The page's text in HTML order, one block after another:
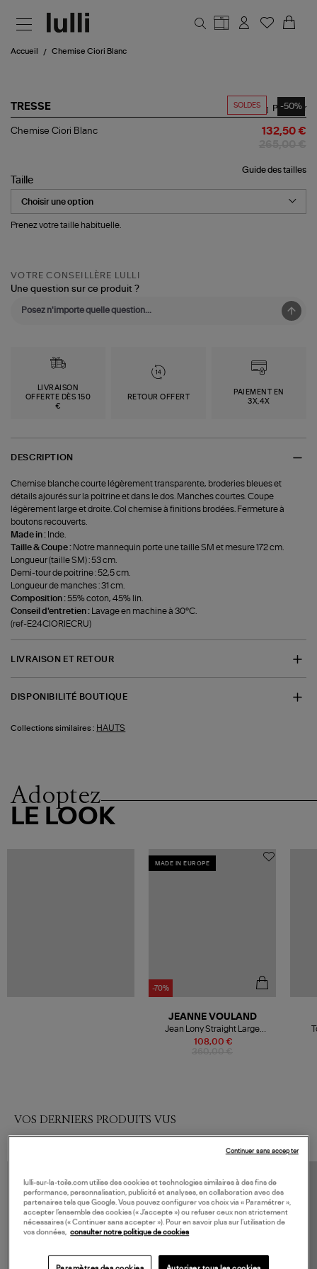
Accueil Chemise Ciori Blanc
SOLDES -50%
TRESSE
Chemise
Partager
Chemise Ciori Blanc 132,50 €
Guide des tailles
Taille
Prenez votre taille habituelle.
VOTRE CONSEILLÈRE LULLI
Une question sur ce produit ?
LIVRAISON
OFFERTE DÈS 150
€
RETOUR OFFERT
PAIEMENT EN
3X,4X
DESCRIPTION
Chemise blanche courte légèrement transparente, broderies bleues et
détails ajourés sur la poitrine et dans le dos. Manches courtes. Coupe
légèrement large et droite. Col chemise à finitions brodées. Fermeture à
boutons recouverts.
Made in : Inde.
Taille & Coupe : Notre mannequin porte une taille SM et mesure 172 cm.
Longueur (taille SM) : 53 cm.
Demi-tour de poitrine : 52,5 cm.
Longueur de manches : 31 cm.
Composition :55% coton, 45% lin.
Conseil d'entretien :
Lavage en machine à 30°C.
(ref-E24CIORIECRU)
LIVRAISON ET RETOUR
DISPONIBILITÉ BOUTIQUE
Collections similaires : HAUTS
Adoptez
LE LOOK
MADE IN EUROPE
-70%
108,00 €
JEANNE VOULAND
Jean Lony Straight Large
Denim Strass Bleu
VOS DERNIERS PRODUITS VUS
lulli-sur-la-toile.com utilise des cookies et technologies similaires à des fins de
performance, personnalisation, publicité et analyses, en collaboration avec des
partenaires tels que Google. Vous pouvez configurer vos choix via « Paramétrer »,
accepter l’ensemble des cookies (« J’accepte ») ou refuser ceux non strictement
nécessaires (« Continuer sans accepter »). Pour en savoir plus sur l’utilisation de
vos données, consulter notre politique de cookies
Continuer sans accepter